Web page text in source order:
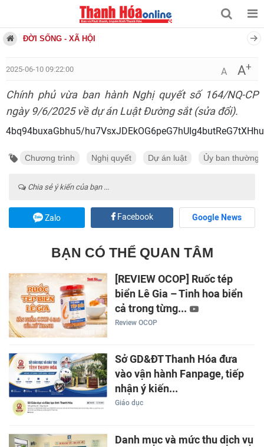
ĐỜI SỐNG - XÃ HỘI
2025-06-10 09:22:00 A A+
Chính phủ vừa ban hành Nghị quyết số 164/NQ-CP
ngày 9/6/2025 về dự án Luật Đường sắt (sửa đổi).
4bq94buxaGbhu5/
Chương trình Nghị quyết Dự án luật Ủy ban thường
Chia sẻ ý kiến của bạn ...
Zalo Facebook Google News
BẠN CÓ THỂ QUAN TÂM
[REVIEW OCOP] Ruốc tép
biển Lê Gia – Tinh hoa biển
cả trong từng...
Review OCOP
Sở GD&ĐT Thanh Hóa đưa
vào vận hành Fanpage, tiếp
nhận ý kiến...
Giáo dục
Danh mục và mức thu dịch vụ